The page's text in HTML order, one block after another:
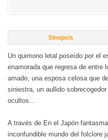
Sinopsis
Un quimono letal poseído por el
enamorada que regresa de entre
amado, una esposa celosa que
siniestra, un aullido
ocultos...
A través de En el Japón
inconfundible mundo del folclore